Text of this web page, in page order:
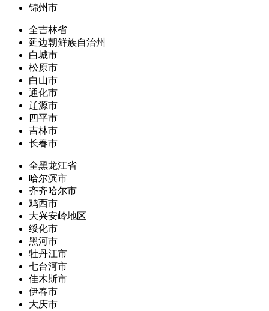
锦州市
全吉林省
延边朝鲜族自治州
白城市
松原市
白山市
通化市
辽源市
四平市
吉林市
长春市
全黑龙江省
哈尔滨市
齐齐哈尔市
鸡西市
大兴安岭地区
绥化市
黑河市
牡丹江市
七台河市
佳木斯市
伊春市
大庆市